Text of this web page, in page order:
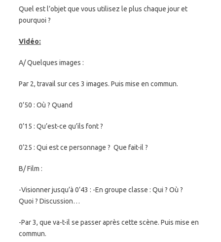
Quel est l’objet que vous utilisez le plus chaque jour et
pourquoi ?
Vidéo:
A/ Quelques images :
Par 2, travail sur ces 3 images. Puis mise en commun.
0’50 : Où ? Quand
0’15 : Qu’est-ce qu’ils font ?
0’25 : Qui est ce personnage ? Que fait-il ?
B/ Film :
-Visionner jusqu’à 0’43 : -En groupe classe : Qui ? Où ?
Quoi ? Discussion…
-Par 3, que va-t-il se passer après cette scène. Puis mise en
commun.